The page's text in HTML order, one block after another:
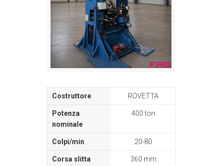
ROVETTA
400 ton
20-80
360 mm